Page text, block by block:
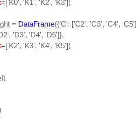
=['K0', 'K1', 'K2', 'K3'])
= DataFrame({'C': ['C2', 'C3', 'C4',
'D3', 'D4', 'D5']},
=['K2', 'K3', 'K4', 'K5'])